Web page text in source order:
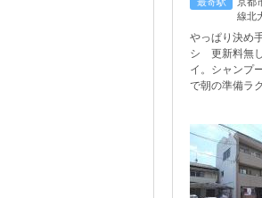
線北
やっぱり決め
シ 更新料無
イ。シャンプ
で朝の準備ラ